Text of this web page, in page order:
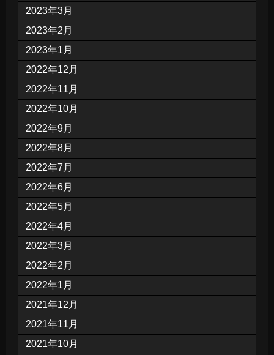
2023年3月
2023年2月
2023年1月
2022年12月
2022年11月
2022年10月
2022年9月
2022年8月
2022年7月
2022年6月
2022年5月
2022年4月
2022年3月
2022年2月
2022年1月
2021年12月
2021年11月
2021年10月